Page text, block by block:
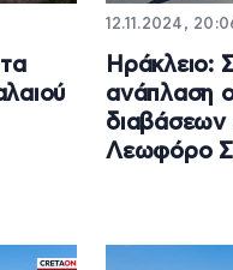
12.11.2024,
Ηράκλειο:
ανάπλαση
Λεωφόρο